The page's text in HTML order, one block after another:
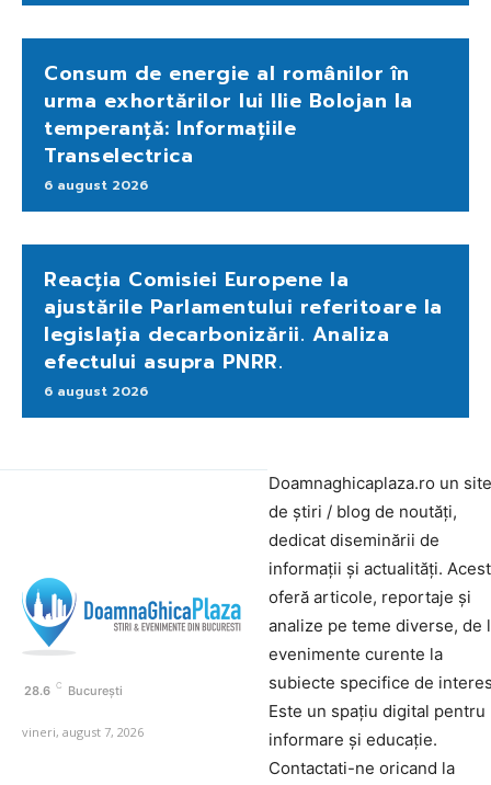
Consum de energie al românilor în
urma exhortărilor lui Ilie Bolojan la
temperanță: Informațiile
Transelectrica
6 august 2026
Reacția Comisiei Europene la
ajustările Parlamentului referitoare la
legislația decarbonizării. Analiza
efectului asupra PNRR.
6 august 2026
28.6 C București
vineri, august 7, 2026
Doamnaghicaplaza.ro un site
de știri / blog de noutăți,
dedicat diseminării de
informații și actualități.
oferă articole, reportaje și
analize pe teme diverse, de
evenimente curente la
subiecte specifice de
Este un spațiu digital pentru
informare și educație.
Contactati-ne oricand la